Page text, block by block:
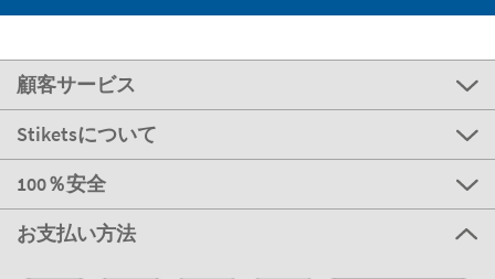
顧客サービス
Stiketsについて
100％安全
お支払い方法